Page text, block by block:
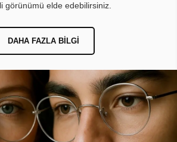
görünümü elde edebilirsiniz.
DAHA FAZLA BILGI